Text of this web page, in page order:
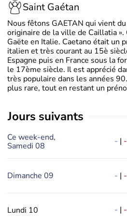
Saint Gaétan
Nous fêtons GAETAN qui vient
originaire de la ville de Caillatia
Gaëte en Italie. Caetano était un
italien et très courant au 15è
Espagne puis en France sous la
le 17ème siècle. Il est apprécié
très populaire dans les années
plus rare, tout en restant un
jours suivants
Ce week-end,
Samedi 08
- | -
Dimanche 09 - | -
Lundi 10 - | -